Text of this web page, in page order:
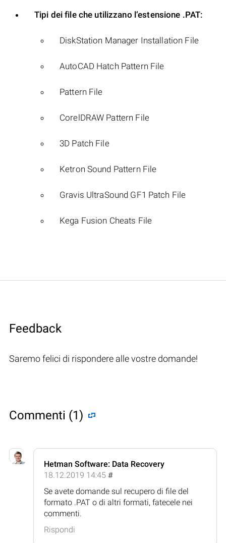
Tipi dei file che utilizzano l’estensione .PAT:
DiskStation Manager Installation File
AutoCAD Hatch Pattern File
Pattern File
CorelDRAW Pattern File
3D Patch File
Ketron Sound Pattern File
Gravis UltraSound GF1 Patch File
Kega Fusion Cheats File
Feedback
Saremo felici di rispondere alle vostre domande!
Commenti (1)
Hetman Software: Data Recovery
18.12.2019 14:45 #
Se avete domande sul recupero di file del
formato .PAT o di altri formati, fatecele nei
commenti.
Rispondi